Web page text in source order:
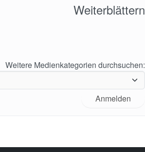
Weiterblättern
Weitere Medienkategorien durchsuchen:
Anmelden